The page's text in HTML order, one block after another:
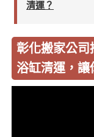
清運？
彰化搬家公司
浴缸清運，讓